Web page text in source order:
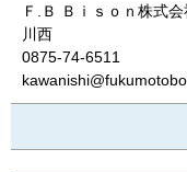
Ｆ.Ｂ Ｂｉｓｏｎ株式
川西
0875-74-6511